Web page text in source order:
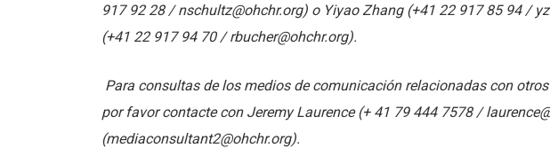
917 92 28 / nschultz@ohchr.org) o Yiyao Zhang (+41 22 917 85 94 /
(+41 22 917 94 70 / rbucher@ohchr.org).
Para consultas de los medios de comunicación relacionadas con
por favor contacte con Jeremy Laurence (+ 41 79 444 7578 /
(mediaconsultant2@ohchr.org).